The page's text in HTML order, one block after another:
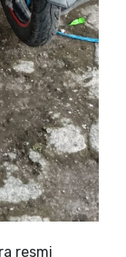
resmi